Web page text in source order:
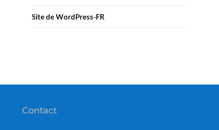
Site de WordPress-FR
Contact